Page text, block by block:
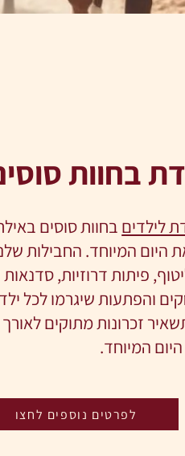
בחוות
לילדים בחוות סוסים
היום המיוחד. החבילות
פיתות דרוזיות, סדנאות
והפתעות שיגרמו לכל ילד
זכרונות מתוקים לאורך
המיוחד.
לפרטים נוספים לחצו